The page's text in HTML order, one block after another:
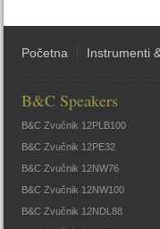
Početna Instrumenti
B&C Speakers
B&C Zvučnik 12PLB100
B&C Zvučnik 12PE32
B&C Zvučnik 12NW76
B&C Zvučnik 12NW100
B&C Zvučnik 12NDL88